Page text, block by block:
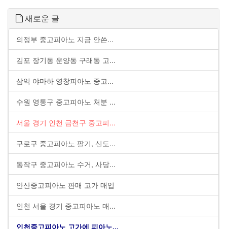
새로운 글
의정부 중고피아노 지금 안쓴...
김포 장기동 운양동 구래동 고...
삼익 야마하 영창피아노 중고...
수원 영통구 중고피아노 처분 ...
서울 경기 인천 금천구 중고피...
구로구 중고피아노 팔기, 신도...
동작구 중고피아노 수거, 사당...
안산중고피아노 판매 고가 매입
인천 서울 경기 중고피아노 매...
인천중고피아노 고가에 피아노...